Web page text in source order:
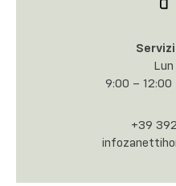
9:00 – 12:00
+39